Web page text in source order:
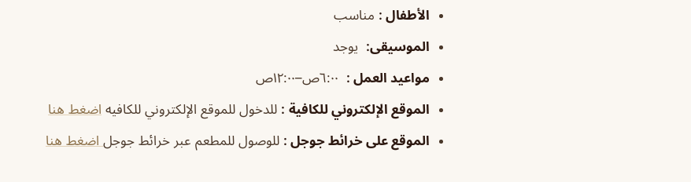
الأطفال : مناسب
الموسيقى: يوجد
مواعيد العمل :
الموقع الإلكتروني للكافية : للدخول للموقع الإلكتروني للكافيه اضغط هنا
الموقع على خرائط جوجل : للوصول للمطعم عبر خرائط جوجل اضغط هنا